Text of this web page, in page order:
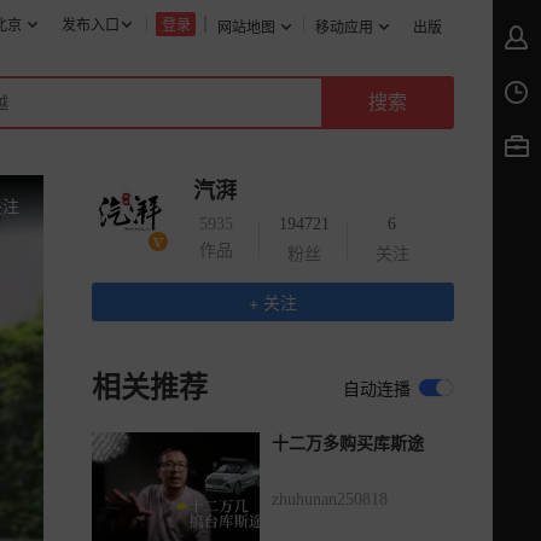
网站地图 移动应用 出版
登录
发布入口
京
汽湃
5935
作品
194721
粉丝
6
关注
+ 关注
相关推荐 自动连播
十二万多购买库斯途
zhuhunan250818